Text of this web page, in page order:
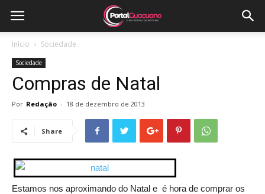
Início Sociedade
Sociedade
Compras de Natal
Por Redação - 18 de dezembro de 2013
Share
Estamos nos aproximando do Natal e é hora de comprar os